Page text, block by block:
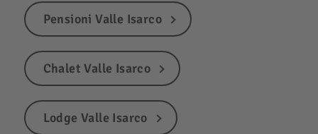
Pensioni Valle Isarco
Chalet Valle Isarco
Lodge Valle Isarco